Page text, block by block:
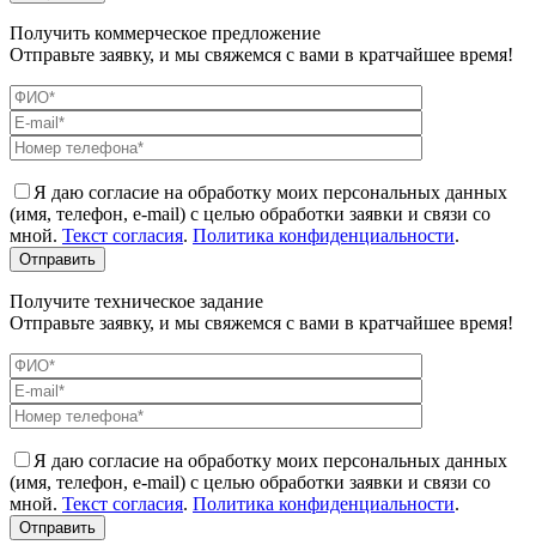
Получить коммерческое предложение
Отправьте заявку, и мы свяжемся с вами в кратчайшее время!
Я даю согласие на обработку моих персональных данных
(имя, телефон, e-mail) с целью обработки заявки и связи со
мной. Текст согласия. Политика конфиденциальности.
Получите техническое задание
Отправьте заявку, и мы свяжемся с вами в кратчайшее время!
Я даю согласие на обработку моих персональных данных
(имя, телефон, e-mail) с целью обработки заявки и связи со
мной. Текст согласия. Политика конфиденциальности.